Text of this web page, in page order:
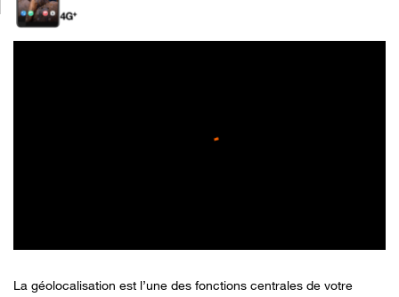
La géolocalisation est l’une des fonctions centrales de votre